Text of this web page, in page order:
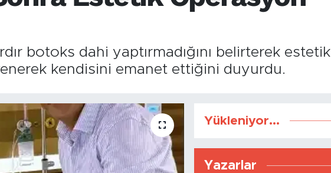
botoks dahi yaptırmadığını belirterek estetik
kendisini emanet ettiğini duyurdu.
Yükleniyor...
Yazarlar